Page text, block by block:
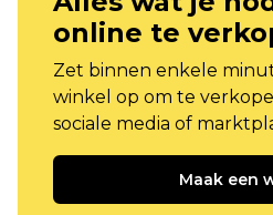
online te
Zet binnen enkele
winkel op om te
sociale media of
Maak een